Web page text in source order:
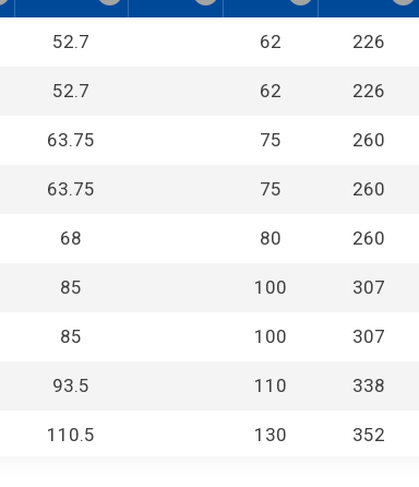
52.7 62 226
52.7 62 226
63.75 75 260
63.75 75 260
68 80 260
85 100 307
85 100 307
93.5 110 338
110.5 130 352